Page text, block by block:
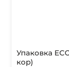
Упаковка
кор)